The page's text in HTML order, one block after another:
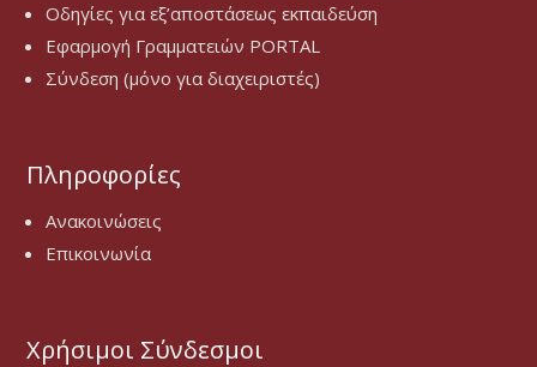
Οδηγίες για εξ’αποστάσεως εκπαιδεύση
Εφαρμογή Γραμματειών PORTAL
Σύνδεση (μόνο για διαχειριστές)
Πληροφορίες
Ανακοινώσεις
Επικοινωνία
Χρήσιμοι Σύνδεσμοι